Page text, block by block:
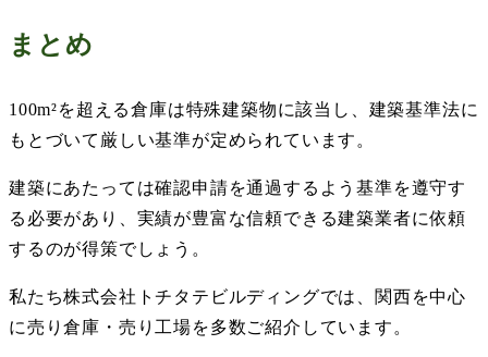
まとめ
100m²を超える倉庫は特殊建築物に該当し、建築基準法に
もとづいて厳しい基準が定められています。
建築にあたっては確認申請を通過するよう基準を遵守す
る必要があり、実績が豊富な信頼できる建築業者に依頼
するのが得策でしょう。
私たち株式会社トチタテビルディングでは、関西を中心
に売り倉庫・売り工場を多数ご紹介しています。